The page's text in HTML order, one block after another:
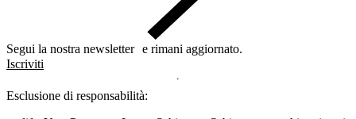
Segui la nostra newsletter e rimani aggiornato.
Iscriviti
Esclusione di responsabilità: